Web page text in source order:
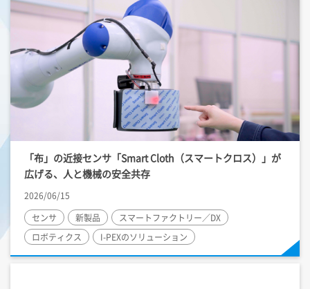
「布」の近接センサ「Smart Cloth（スマートクロス）」が
広げる、人と機械の安全共存
2026/06/15
センサ
新製品
スマートファクトリー／DX
ロボティクス
I-PEXのソリューション